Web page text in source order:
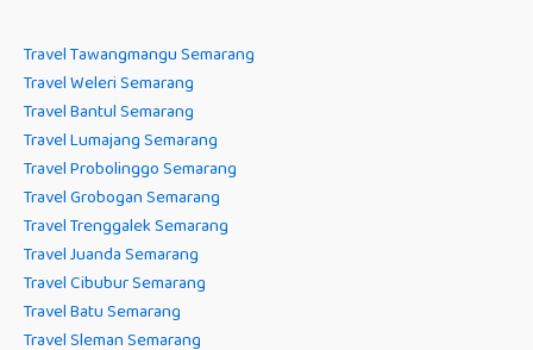
Travel Tawangmangu Semarang
Travel Weleri Semarang
Travel Bantul Semarang
Travel Lumajang Semarang
Travel Probolinggo Semarang
Travel Grobogan Semarang
Travel Trenggalek Semarang
Travel Juanda Semarang
Travel Cibubur Semarang
Travel Batu Semarang
Travel Sleman Semarang